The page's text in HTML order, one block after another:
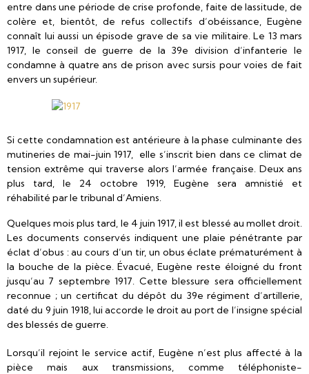
entre dans une période de crise profonde, faite de lassitude, de
colère et, bientôt, de refus collectifs d’obéissance, Eugène
connaît lui aussi un épisode grave de sa vie militaire. Le 13 mars
1917, le conseil de guerre de la 39e division d’infanterie le
condamne à quatre ans de prison avec sursis pour voies de fait
envers un supérieur.
Si cette condamnation est antérieure à la phase culminante des
mutineries de mai-juin 1917, elle s’inscrit bien dans ce climat de
tension extrême qui traverse alors l’armée française. Deux ans
plus tard, le 24 octobre 1919, Eugène sera amnistié et
réhabilité par le tribunal d’Amiens.
Quelques mois plus tard, le 4 juin 1917, il est blessé au mollet droit.
Les documents conservés indiquent une plaie pénétrante par
éclat d’obus : au cours d’un tir, un obus éclate prématurément à
la bouche de la pièce. Évacué, Eugène reste éloigné du front
jusqu’au 7 septembre 1917. Cette blessure sera officiellement
reconnue ; un certificat du dépôt du 39e régiment d’artillerie,
daté du 9 juin 1918, lui accorde le droit au port de l’insigne spécial
des blessés de guerre.
Lorsqu’il rejoint le service actif, Eugène n’est plus affecté à la
pièce mais aux transmissions, comme téléphoniste-